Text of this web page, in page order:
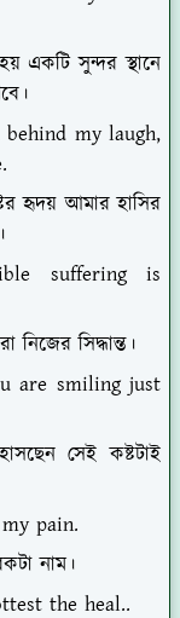
একটি সুন্দর স্থানে
my laugh,
হৃদয় আমার হাসির
suffering is
নিজের সিদ্ধান্ত।
are smiling just
সেই কষ্টটাই
pain.
নাম।
the heal..